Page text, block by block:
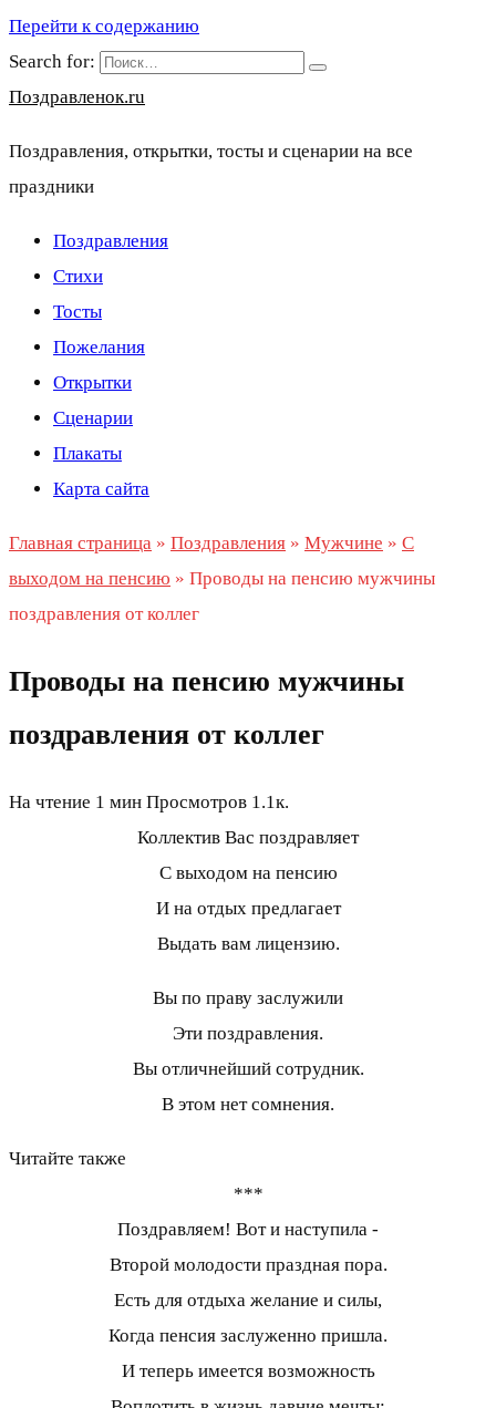
Перейти к содержанию
Search for:
Поздравленок.ru
Поздравления, открытки, тосты и сценарии на все
праздники
Поздравления
Стихи
Тосты
Пожелания
Открытки
Сценарии
Плакаты
Карта сайта
Главная страница » Поздравления » Мужчине » С
выходом на пенсию » Проводы на пенсию мужчины
поздравления от коллег
Проводы на пенсию мужчины
поздравления от коллег
На чтение 1 мин Просмотров 1.1к.
Коллектив Вас поздравляет
С выходом на пенсию
И на отдых предлагает
Выдать вам лицензию.
Вы по праву заслужили
Эти поздравления.
Вы отличнейший сотрудник.
В этом нет сомнения.
Читайте также
***
Поздравляем! Вот и наступила -
Второй молодости праздная пора.
Есть для отдыха желание и силы,
Когда пенсия заслуженно пришла.
И теперь имеется возможность